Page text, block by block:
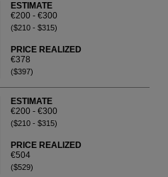
ESTIMATE
€200 - €300
($210 - $315)
PRICE REALIZED
€378
($397)
ESTIMATE
€200 - €300
($210 - $315)
PRICE REALIZED
€504
($529)